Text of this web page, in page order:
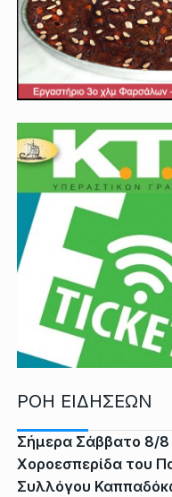
ΡΟΗ ΕΙΔΗΣΕΩΝ
Σήμερα Σάββατο 8/8
Χοροεσπερίδα του
Συλλόγου